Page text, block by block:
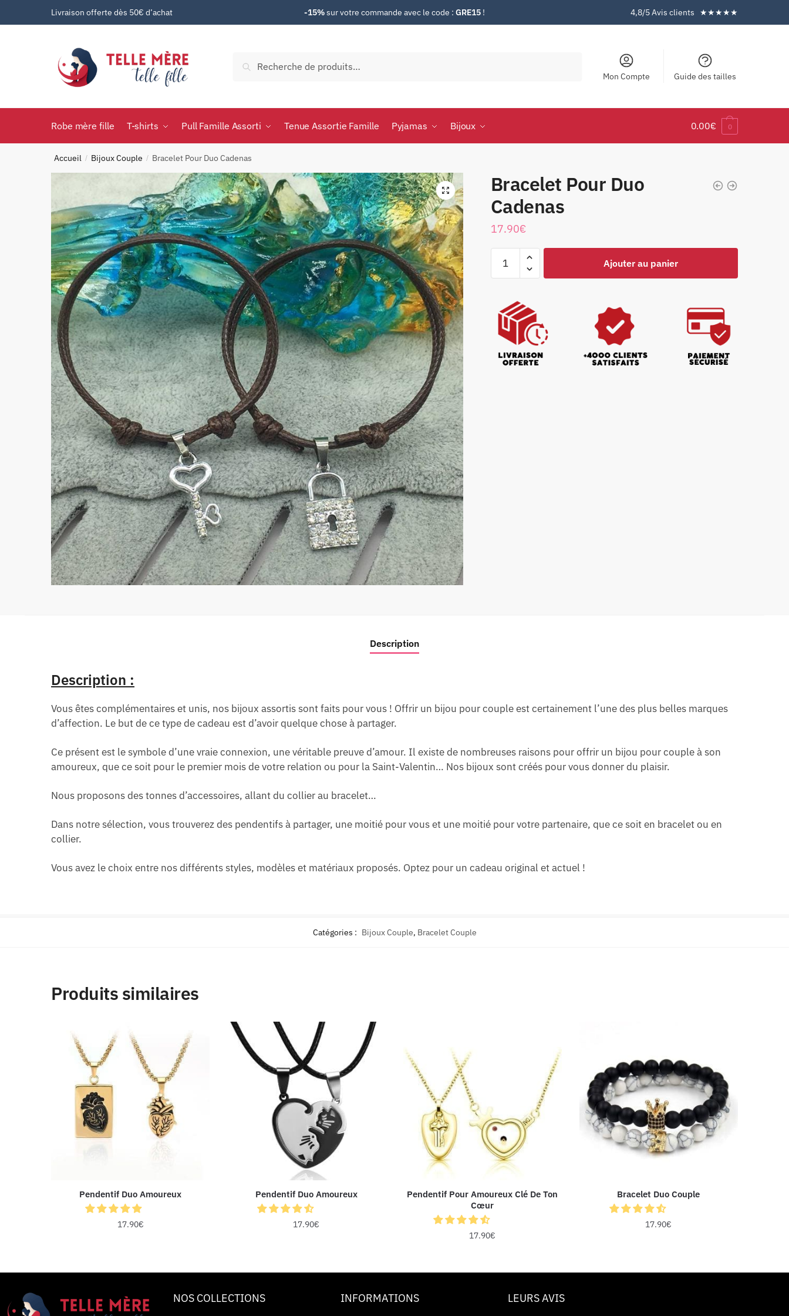
Livraison offerte dès 50€ d’achat -15%sur votre commande avec le code : GRE15 ! 4,8/5 Avis clients ★★★★★
Recherche
Mon Compte Guide des tailles
Robe mère fille T-shirts Pull Famille Assorti Tenue Assortie Famille Pyjamas Bijoux 0.00€ 0
Accueil / Bijoux Couple / Bracelet Pour Duo Cadenas
Bracelet Pour Duo
Cadenas
17.90€
Ajouter au panier
Description
Description :
Vous êtes complémentaires et unis, nos bijoux assortis sont faits pour vous ! Offrir un bijou pour couple est certainement l’une des plus belles marques
d’affection. Le but de ce type de cadeau est d’avoir quelque chose à partager.
Ce présent est le symbole d’une vraie connexion, une véritable preuve d’amour. Il existe de nombreuses raisons pour offrir un bijou pour couple à son
amoureux, que ce soit pour le premier mois de votre relation ou pour la Saint-Valentin… Nos bijoux sont créés pour vous donner du plaisir.
Nous proposons des tonnes d’accessoires, allant du collier au bracelet…
Dans notre sélection, vous trouverez des pendentifs à partager, une moitié pour vous et une moitié pour votre partenaire, que ce soit en bracelet ou en
collier.
Vous avez le choix entre nos différents styles, modèles et matériaux proposés. Optez pour un cadeau original et actuel !
Catégories : Bijoux Couple, Bracelet Couple
Produits similaires
Pendentif Duo Amoureux
17.90€
Pendentif Duo Amoureux
17.90€
Pendentif Pour Amoureux Clé De Ton
Cœur
17.90€
Bracelet Duo Couple
17.90€
NOS COLLECTIONS INFORMATIONS LEURS AVIS